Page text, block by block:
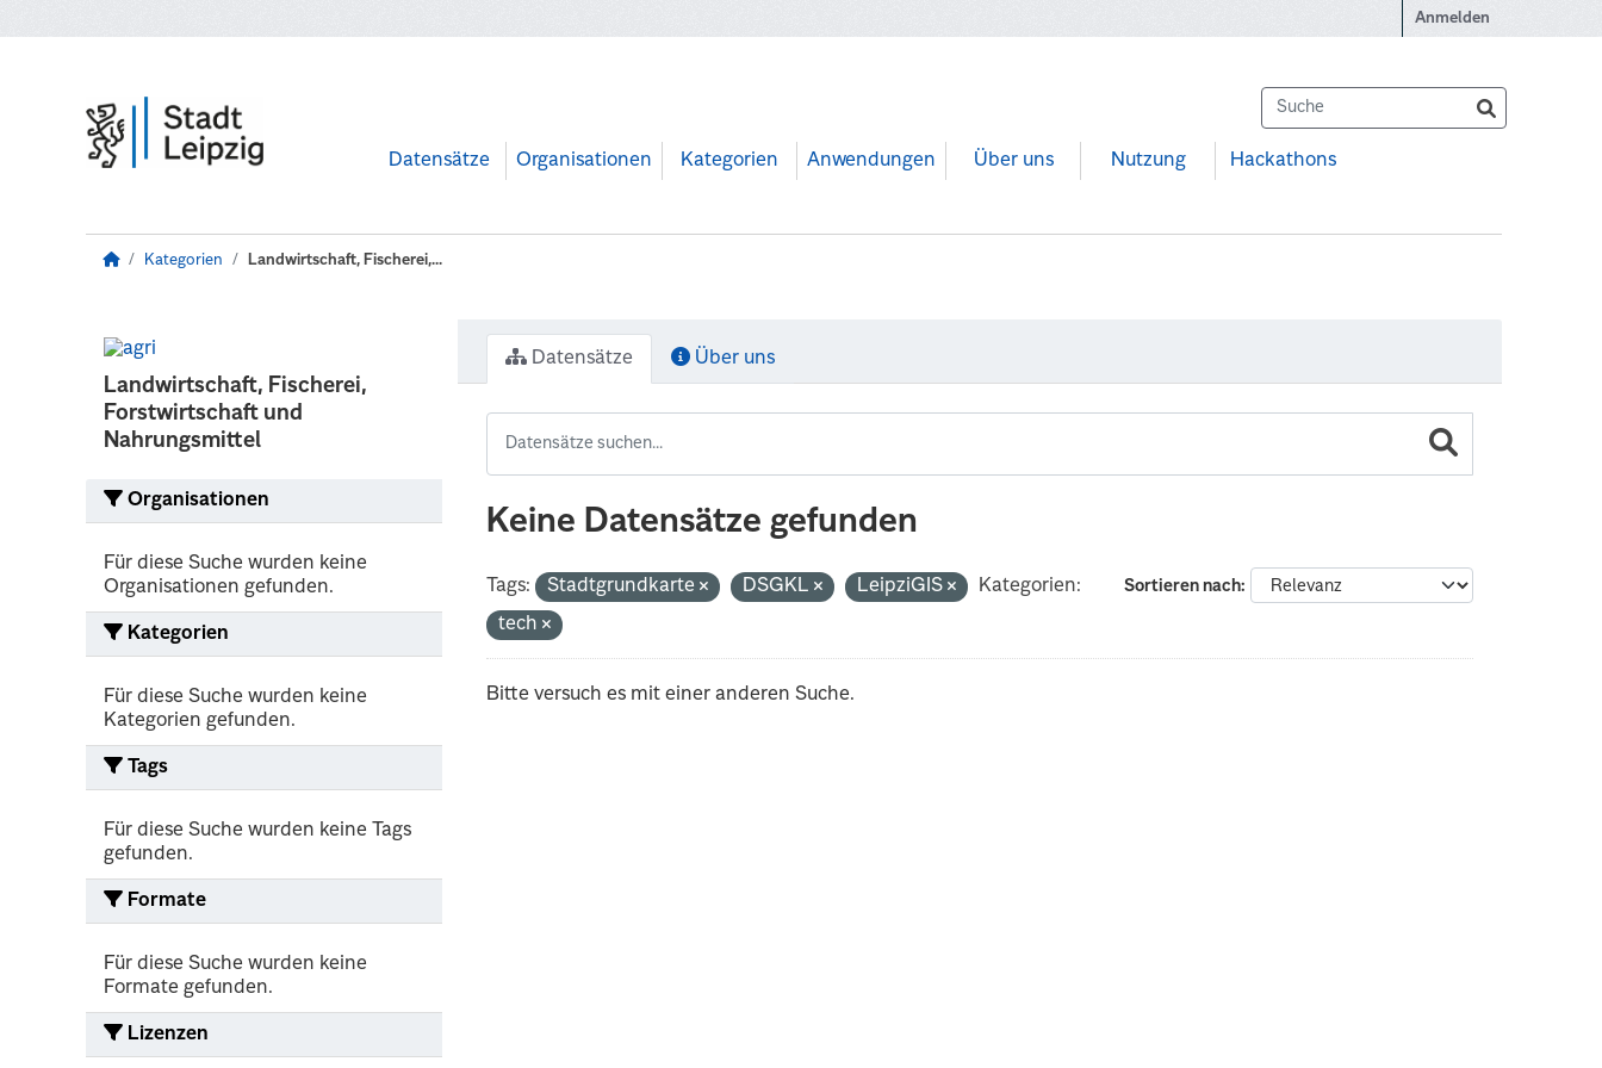
Anmelden
Datensätze Organisationen Kategorien Anwendungen Über uns Nutzung Hackathons
Kategorien Landwirtschaft, Fischerei,...
Landwirtschaft, Fischerei,
Forstwirtschaft und
Nahrungsmittel
Organisationen
Für diese Suche wurden keine
Organisationen gefunden.
Kategorien
Für diese Suche wurden keine
Kategorien gefunden.
Tags
Für diese Suche wurden keine Tags
gefunden.
Formate
Für diese Suche wurden keine
Formate gefunden.
Lizenzen
Datensätze Über uns
Keine Datensätze gefunden
Sortieren nach
Tags: Stadtgrundkarte DSGKL LeipziGIS
Kategorien:
tech
Bitte versuch es mit einer anderen Suche.